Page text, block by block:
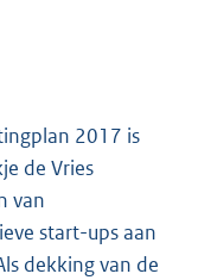
2017 is
de Vries
van
start-ups aan
dekking van de